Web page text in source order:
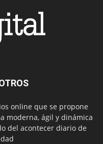
online que se propone
moderna, ágil y dinámica
del acontecer diario de